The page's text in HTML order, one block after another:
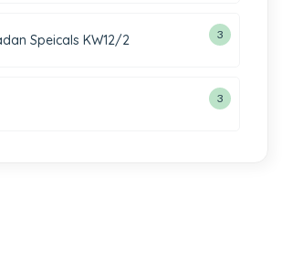
Speicals KW12/2 3
3